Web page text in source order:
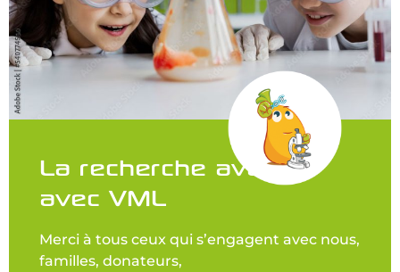
La recherche avance
avec VML
Merci à tous ceux qui s’engagent avec nous,
familles, donateurs,